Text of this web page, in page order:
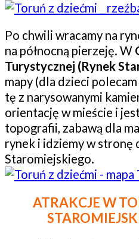
Po chwili wracamy na
na północną pierzeję. W
Turystycznej (Rynek
mapy (dla dzieci
tę z narysowanymi
orientację w mieście i
topografii, zabawą dla
rynek i idziemy w stronę
Staromiejskiego.
ATRAKCJE W